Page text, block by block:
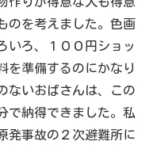
のを考えました。色画
いろ、１００円ショッ
を準備するのにかなり
ないおばさんは、この
で納得できました。私
発事故の２次避難所に